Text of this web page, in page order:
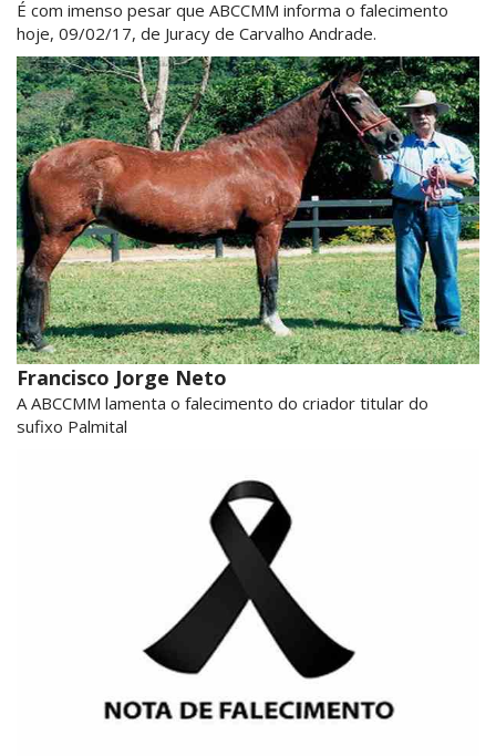
É com imenso pesar que ABCCMM informa o falecimento
hoje, 09/02/17, de Juracy de Carvalho Andrade.
Francisco Jorge Neto
A ABCCMM lamenta o falecimento do criador titular do
sufixo Palmital